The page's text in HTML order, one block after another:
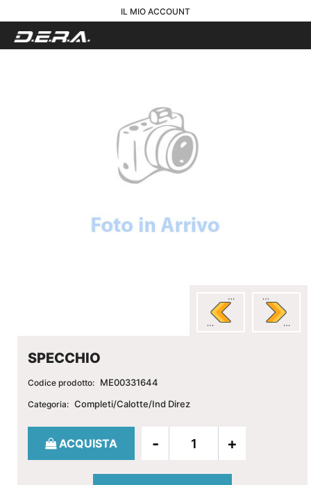
IL MIO ACCOUNT
SPECCHIO
Codice prodotto: ME00331644
Categoria: Completi/Calotte/Ind Direz
Quantità
ACQUISTA